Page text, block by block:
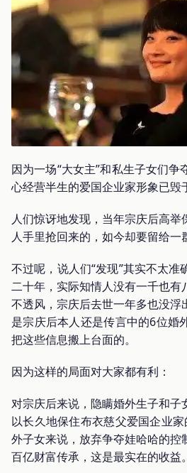
因为一场“大女主”和私生子女们
心经营半生的爱国企业家形象已毁
人们惊讶地发现，当年宗庆后高
人手里抢回来的，如今却要留给一
不过呢，说人们“发现”其实不太
二十年，实际知情人没有一千也有
不透风，宗庆后去世一年多也没浮
是宗庆后本人还是传言中的6位婚
把这些信息搬上台面的。
因为这样的局面对大家都有利：
对宗庆后来说，隐瞒婚外生子和子
以长久地保住布衣慈父爱国企业
外子女来说，放弃争夺娃哈哈的控
百亿财富传承，这是最实在的收益。